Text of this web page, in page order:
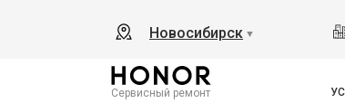
Новосибирск ▼
Сервисный ремонт